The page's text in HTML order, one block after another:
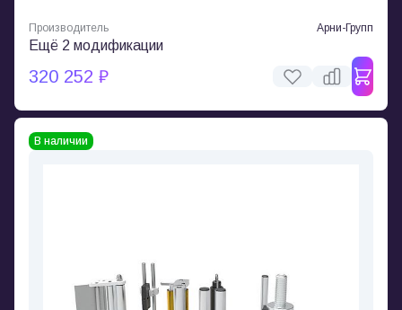
Производитель Арни-Групп
Ещё 2 модификации
320 252 ₽
В наличии